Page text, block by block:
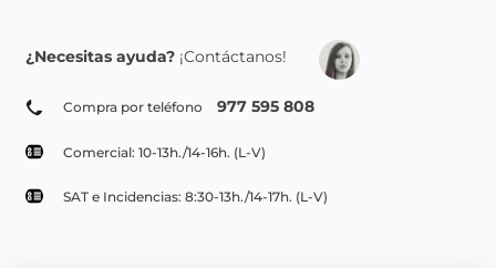
¿Necesitas ayuda? ¡Contáctanos!
Compra por teléfono 977 595 808
Comercial: 10-13h./14-16h. (L-V)
SAT e Incidencias: 8:30-13h./14-17h. (L-V)